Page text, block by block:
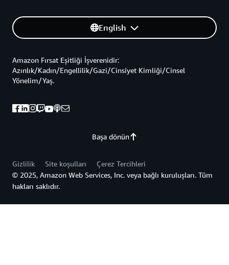
English
Başa dönün
Amazon Fırsat Eşitliği İşverenidir:
Azınlık/Kadın/Engellilik/Gazi/Cinsiyet Kimliği/Cinsel
Yönelim/Yaş.
Gizlilik Site koşulları
Çerez Tercihleri
© 2025, Amazon Web Services, Inc. veya bağlı kuruluşları. Tüm
hakları saklıdır.